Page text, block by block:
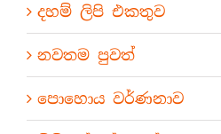
දහම් ලිපි එකතුව
නවතම පුවත්
පොහොය වර්ණනාව